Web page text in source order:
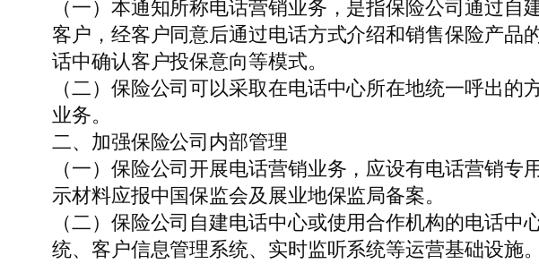
（一）本通知所称电话营销业务，是指保险公司通过
客户，经客户同意后通过电话方式介绍和销售保险产
话中确认客户投保意向等模式。
（二）保险公司可以采取在电话中心所在地统一呼出
业务。
二、加强保险公司内部管理
（一）保险公司开展电话营销业务，应设有电话营销
示材料应报中国保监会及展业地保监局备案。
（二）保险公司自建电话中心或使用合作机构的电话
统、客户信息管理系统、实时监听系统等运营基础设施。